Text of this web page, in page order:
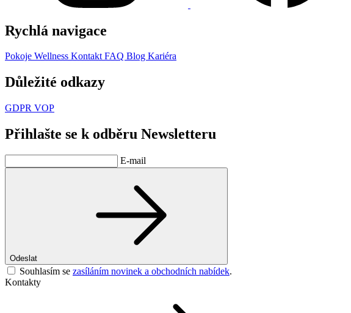
Rychlá navigace
Pokoje Wellness KontaktFAQ Blog Kariéra
Důležité odkazy
GDPR VOP
Přihlašte se k odběru Newsletteru
E-mail
Odeslat
Souhlasím se zasíláním novinek a obchodních nabídek.
Kontakty